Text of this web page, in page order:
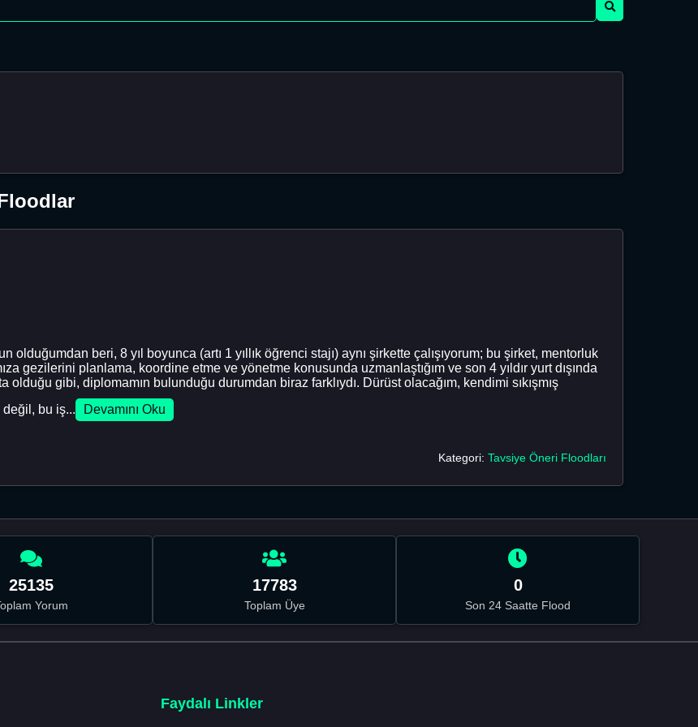
olduğumdan beri, 8 yıl boyunca (artı 1 yıllık öğrenci stajı) aynı şirkette çalışıyorum; bu şirket, mentorluk
gezilerini planlama, koordine etme ve yönetme konusunda uzmanlaştığım ve son 4 yıldır yurt dışında
olduğu gibi, diplomamın bulunduğu durumdan biraz farklıydı. Dürüst olacağım, kendimi sıkışmış
değil, bu iş...
Devamını Oku
Kategori: Tavsiye Öneri Floodları
25135
Yorum
17783
Toplam Üye
0
Son 24 Saatte Flood
Faydalı Linkler